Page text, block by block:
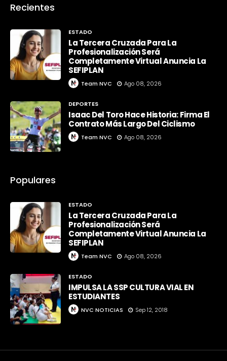
Recientes
ESTADO
La Tercera Cruzada Para La
Profesionalización Será
Completamente Virtual Anuncia La
SEFIPLAN
Team NVC Ago 08, 2026
DEPORTES
Isaac Del Toro Hace Historia: Firma El
Contrato Más Largo Del Ciclismo
Team NVC Ago 08, 2026
Populares
ESTADO
La Tercera Cruzada Para La
Profesionalización Será
Completamente Virtual Anuncia La
SEFIPLAN
Team NVC Ago 08, 2026
ESTADO
IMPULSA LA SSP CULTURA VIAL EN
ESTUDIANTES
NVC NOTICIAS Sep 12, 2018